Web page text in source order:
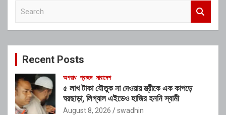
c
Recent Posts
অপরাধ প্রচ্ছদ সারাদেশ
৫ লাখ টাকা যৌতুক না দেওয়ায় স্ত্রীকে এক কাপড়ে
ঘরছাড়া, লিগ্যাল এইডেও হাজির হননি স্বামী
August 8, 2026 swadhin